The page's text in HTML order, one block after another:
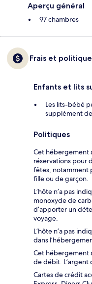
Aperçu général
97 chambres
Frais et
Enfants et lits
Les lits-bébé
supplément
Politiques
Cet hébergement
réservations pour
fêtes, notamment
fille ou de garçon.
L’hôte n’a pas
monoxyde de
d’apporter un
voyage.
L’hôte n’a pas
dans
Cet hébergement
de débit. L’argent
Cartes de crédit